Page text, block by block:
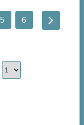
5 6